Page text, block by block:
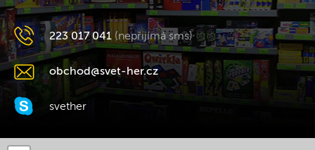
223 017 041 (nepřijímá sms)
obchod@svet-her.cz
svether